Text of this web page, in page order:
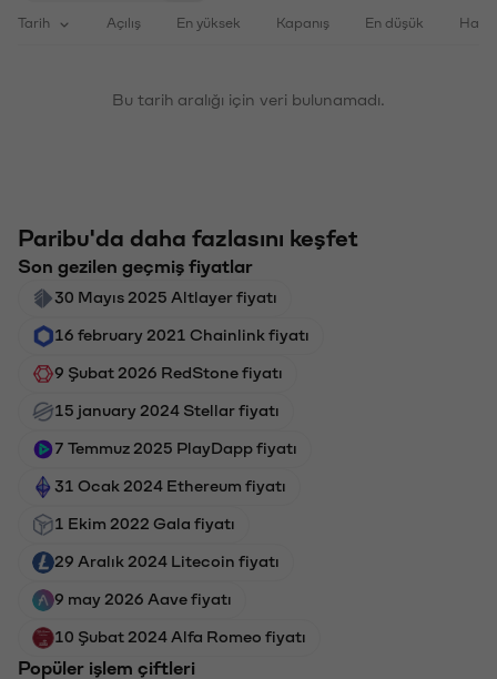
Tarih Açılış En yüksek Kapanış En düşük
Bu tarih aralığı için veri bulunamadı.
Paribu'da daha fazlasını keşfet
Son gezilen geçmiş fiyatlar
30 Mayıs 2025 Altlayer fiyatı
16 february 2021 Chainlink fiyatı
9 Şubat 2026 RedStone fiyatı
15 january 2024 Stellar fiyatı
7 Temmuz 2025 PlayDapp fiyatı
31 Ocak 2024 Ethereum fiyatı
1 Ekim 2022 Gala fiyatı
29 Aralık 2024 Litecoin fiyatı
9 may 2026 Aave fiyatı
10 Şubat 2024 Alfa Romeo fiyatı
Popüler işlem çiftleri